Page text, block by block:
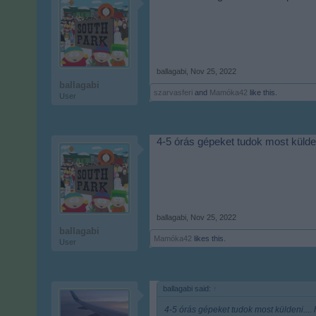
ballagabi
User
ballagabi Nov 25, 2022
szarvasferi and Mamóka42 like this.
ballagabi
User
4-5 órás gépeket tudok most
ballagabi Nov 25, 2022
Mamóka42 likes this.
ballagabi said: ↑
4-5 órás gépeket tudok most küldeni....